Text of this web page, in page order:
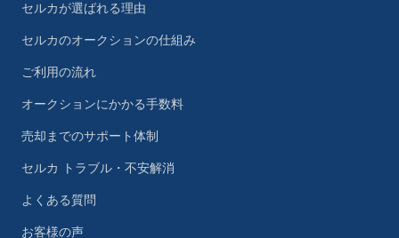
セルカが選ばれる理由
セルカのオークションの仕組み
ご利用の流れ
オークションにかかる手数料
売却までのサポート体制
セルカ トラブル・不安解消
よくある質問
お客様の声